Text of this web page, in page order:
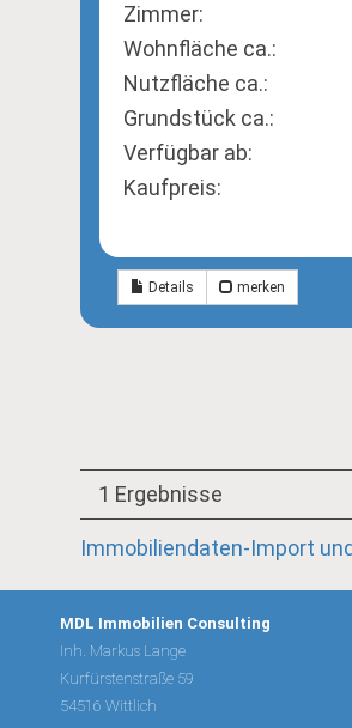
Zimmer:
Wohnfläche ca.:
Nutzfläche ca.:
Grund­stück ca.:
Verfügbar ab:
Kaufpreis:
Details merken
1 Ergebnisse
Immobiliendaten-Import
MDL Immobilien Consulting
Inh. Markus Lange
Kurfürstenstraße 59
54516 Wittlich